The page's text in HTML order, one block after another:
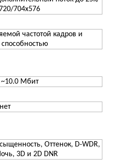
704х576
частотой кадров и
Мбит
нет
Оттенок, D-WDR,
3D и 2D DNR